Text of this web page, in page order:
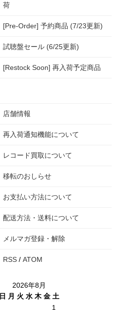
荷
[Pre-Order] 予約商品 (7/23更新)
試聴盤セール (6/25更新)
[Restock Soon] 再入荷予定商品
店舗情報
再入荷通知機能について
レコード買取について
移転のおしらせ
お支払い方法について
配送方法・送料について
メルマガ登録・解除
RSS / ATOM
2026年8月
日
月 火 水 木 金 土
1